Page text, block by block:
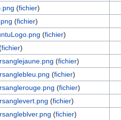
(fichier)
(fichier)
(fichier)
fichier)
(fichier)
(fichier)
(fichier)
(fichier)
(fichier)